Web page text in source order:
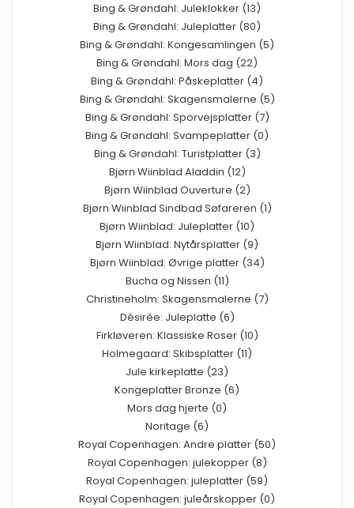
Bing & Grøndahl: Juleklokker (13)
Bing & Grøndahl: Juleplatter (80)
Bing & Grøndahl: Kongesamlingen (5)
Bing & Grøndahl: Mors dag (22)
Bing & Grøndahl: Påskeplatter (4)
Bing & Grøndahl: Skagensmalerne (5)
Bing & Grøndahl: Sporvejsplatter (7)
Bing & Grøndahl: Svampeplatter (0)
Bing & Grøndahl: Turistplatter (3)
Bjørn Wiinblad Aladdin (12)
Bjørn Wiinblad Ouverture (2)
Bjørn Wiinblad Sindbad Søfareren (1)
Bjørn Wiinblad: Juleplatter (10)
Bjørn Wiinblad: Nytårsplatter (9)
Bjørn Wiinblad: Øvrige platter (34)
Bucha og Nissen (11)
Christineholm: Skagensmalerne (7)
Désirée: Juleplatte (6)
Firkløveren: Klassiske Roser (10)
Holmegaard: Skibsplatter (11)
Jule kirkeplatte (23)
Kongeplatter Bronze (6)
Mors dag hjerte (0)
Noritage (6)
Royal Copenhagen: Andre platter (50)
Royal Copenhagen: julekopper (8)
Royal Copenhagen: juleplatter (59)
Royal Copenhagen: juleårskopper (0)